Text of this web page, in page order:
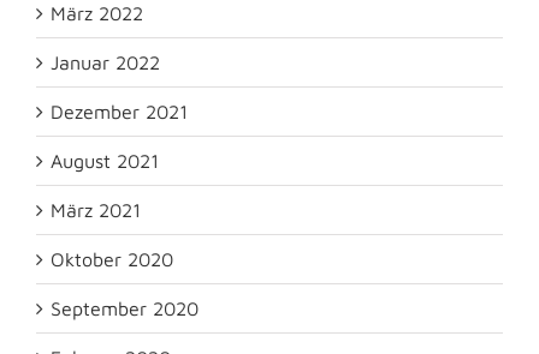
März 2022
Januar 2022
Dezember 2021
August 2021
März 2021
Oktober 2020
September 2020